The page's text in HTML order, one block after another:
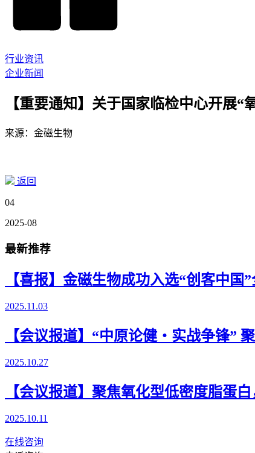
行业资讯
企业新闻
【重要通知】关于国家临检中心开展
来源：金磁生物
返回
04
2025-08
最新推荐
【喜报】金磁生物成功入选“创客中国
2025.11.03
【会议报道】“中原论健・实战争锋
2025.10.27
【会议报道】聚焦氧化型低密度脂蛋
2025.10.11
在线咨询